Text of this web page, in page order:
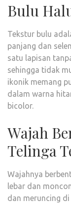
Bulu
Tekstur bulu
panjang dan
satu lapisan
sehingga tidak
ikonik memang
dalam warna
bicolor.
Wajah
Telinga
Wajahnya
lebar dan
dan meruncing